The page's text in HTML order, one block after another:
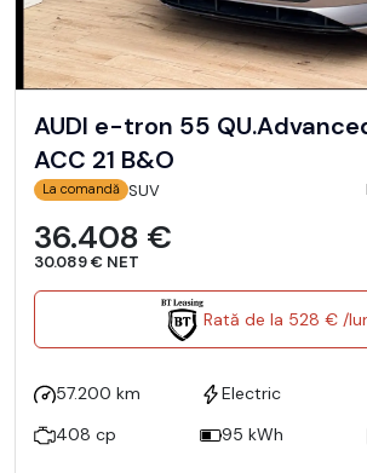
AUDI e-tron 55
ACC 21 B&O
La comandă SUV
36.408 €
30.089 € NET
Rată de la 528 € /
57.200 km Electric
408 cp
95 kWh